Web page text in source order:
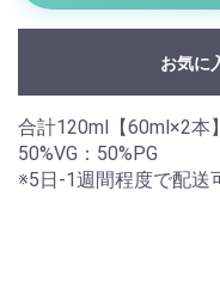
お気に
合計120ml【60ml×2本
50%VG：50%PG
※5日-1週間程度で配送